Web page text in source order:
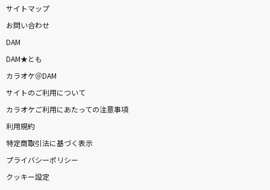
サイトマップ
お問い合わせ
DAM
DAM★とも
カラオケ＠DAM
サイトのご利用について
カラオケご利用にあたっての注意事項
利用規約
特定商取引法に基づく表示
プライバシーポリシー
クッキー設定